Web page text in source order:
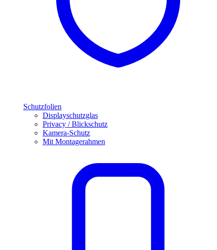
Schutzfolien
Displayschutzglas
Privacy / Blickschutz
Kamera-Schutz
Mit Montagerahmen